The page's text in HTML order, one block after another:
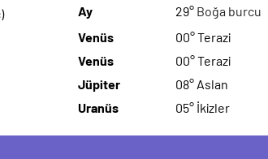
) Ay 29° Boğa burcu
Venüs
00° Terazi
Venüs
00° Terazi
Jüpiter
08° Aslan
Uranüs 05° İkizler